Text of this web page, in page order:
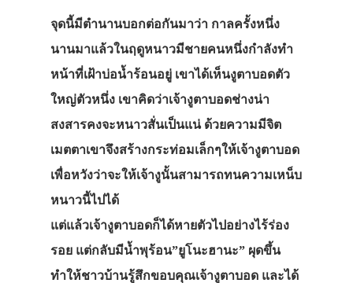
จุดนี้มีตำนานบอกต่อกันมาว่า กาลครั้งหนึ่ง
นานมาแล้วในฤดูหนาวมีชายคนหนึ่งกำลังทำ
หน้าที่เฝ้าบ่อน้ำร้อนอยู่ เขาได้เห็นงูตาบอดตัว
ใหญ่ตัวหนึ่ง เขาคิดว่าเจ้างูตาบอดช่างน่า
สงสารคงจะหนาวสั่นเป็นแน่ ด้วยความมีจิต
เมตตาเขาจึงสร้างกระท่อมเล็กๆให้เจ้างูตาบอด
เพื่อหวังว่าจะให้เจ้างูนั้นสามารถทนความเหน็บ
หนาวนี้ไปได้
แต่แล้วเจ้างูตาบอดก็ได้หายตัวไปอย่างไร้ร่อง
รอย แต่กลับมีน้ำพุร้อน”ยูโนะฮานะ” ผุดขึ้น
ทำให้ชาวบ้านรู้สึกขอบคุณเจ้างูตาบอด และได้